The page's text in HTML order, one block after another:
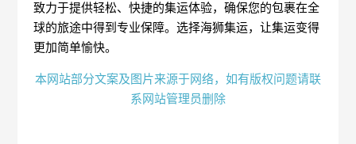
致力于提供轻松、快捷的集运体验，确保您的包裹在全
球的旅途中得到专业保障。选择海狮集运，让集运变得
更加简单愉快。
本网站部分文案及图片来源于网络，如有版权问题请联
系网站管理员删除